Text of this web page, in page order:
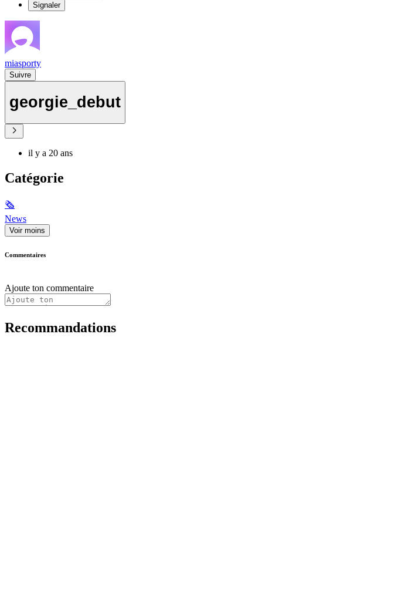
Signaler
miasporty
Suivre
georgie_debut
il y a 20 ans
Catégorie
🗞
News
Voir moins
Commentaires
Ajoute ton commentaire
Recommandations